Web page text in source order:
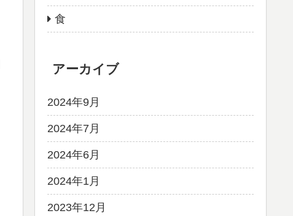
食
アーカイブ
2024年9月
2024年7月
2024年6月
2024年1月
2023年12月